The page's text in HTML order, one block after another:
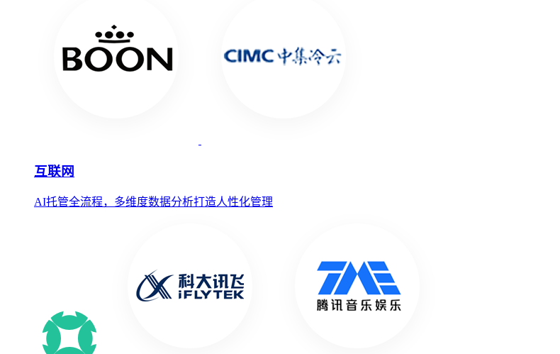
互联网
AI托管全流程，多维度数据分析打造人性化管理